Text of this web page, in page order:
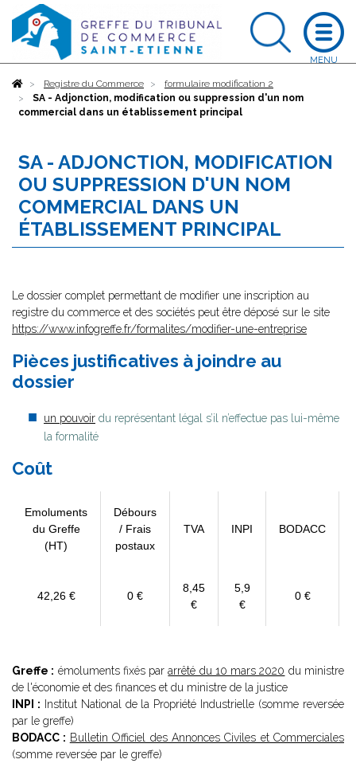
AccueilRegistre du Commerce
formulaire modification 2
SA - Adjonction, modification ou suppression d'un nom
commercial dans un établissement principal
SA - ADJONCTION, MODIFICATION
OU SUPPRESSION D'UN NOM
COMMERCIAL DANS UN
ÉTABLISSEMENT PRINCIPAL
Le dossier complet permettant de modifier une inscription au
registre du commerce et des sociétés peut être déposé sur le site
https://www.infogreffe.fr/formalites/modifier-une-entreprise
Pièces justificatives à joindre au
dossier
un pouvoir du représentant légal s’il n’effectue pas lui-même
la formalité
Coût
Emoluments
du Greffe
(HT)
Débours
/ Frais
postaux
TVA INPI BODACC
42,26 € 0 €
8,45
€
5,9
€
0 €
Greffe : émoluments fixés pararrêté du 10 mars 2020 du ministre
de l'économie et des finances et du ministre de la justice
INPI : Institut National de la Propriété Industrielle (somme reversée
par le greffe)
BODACC : Bulletin Officiel des Annonces Civiles et Commerciales
(somme reversée par le greffe)